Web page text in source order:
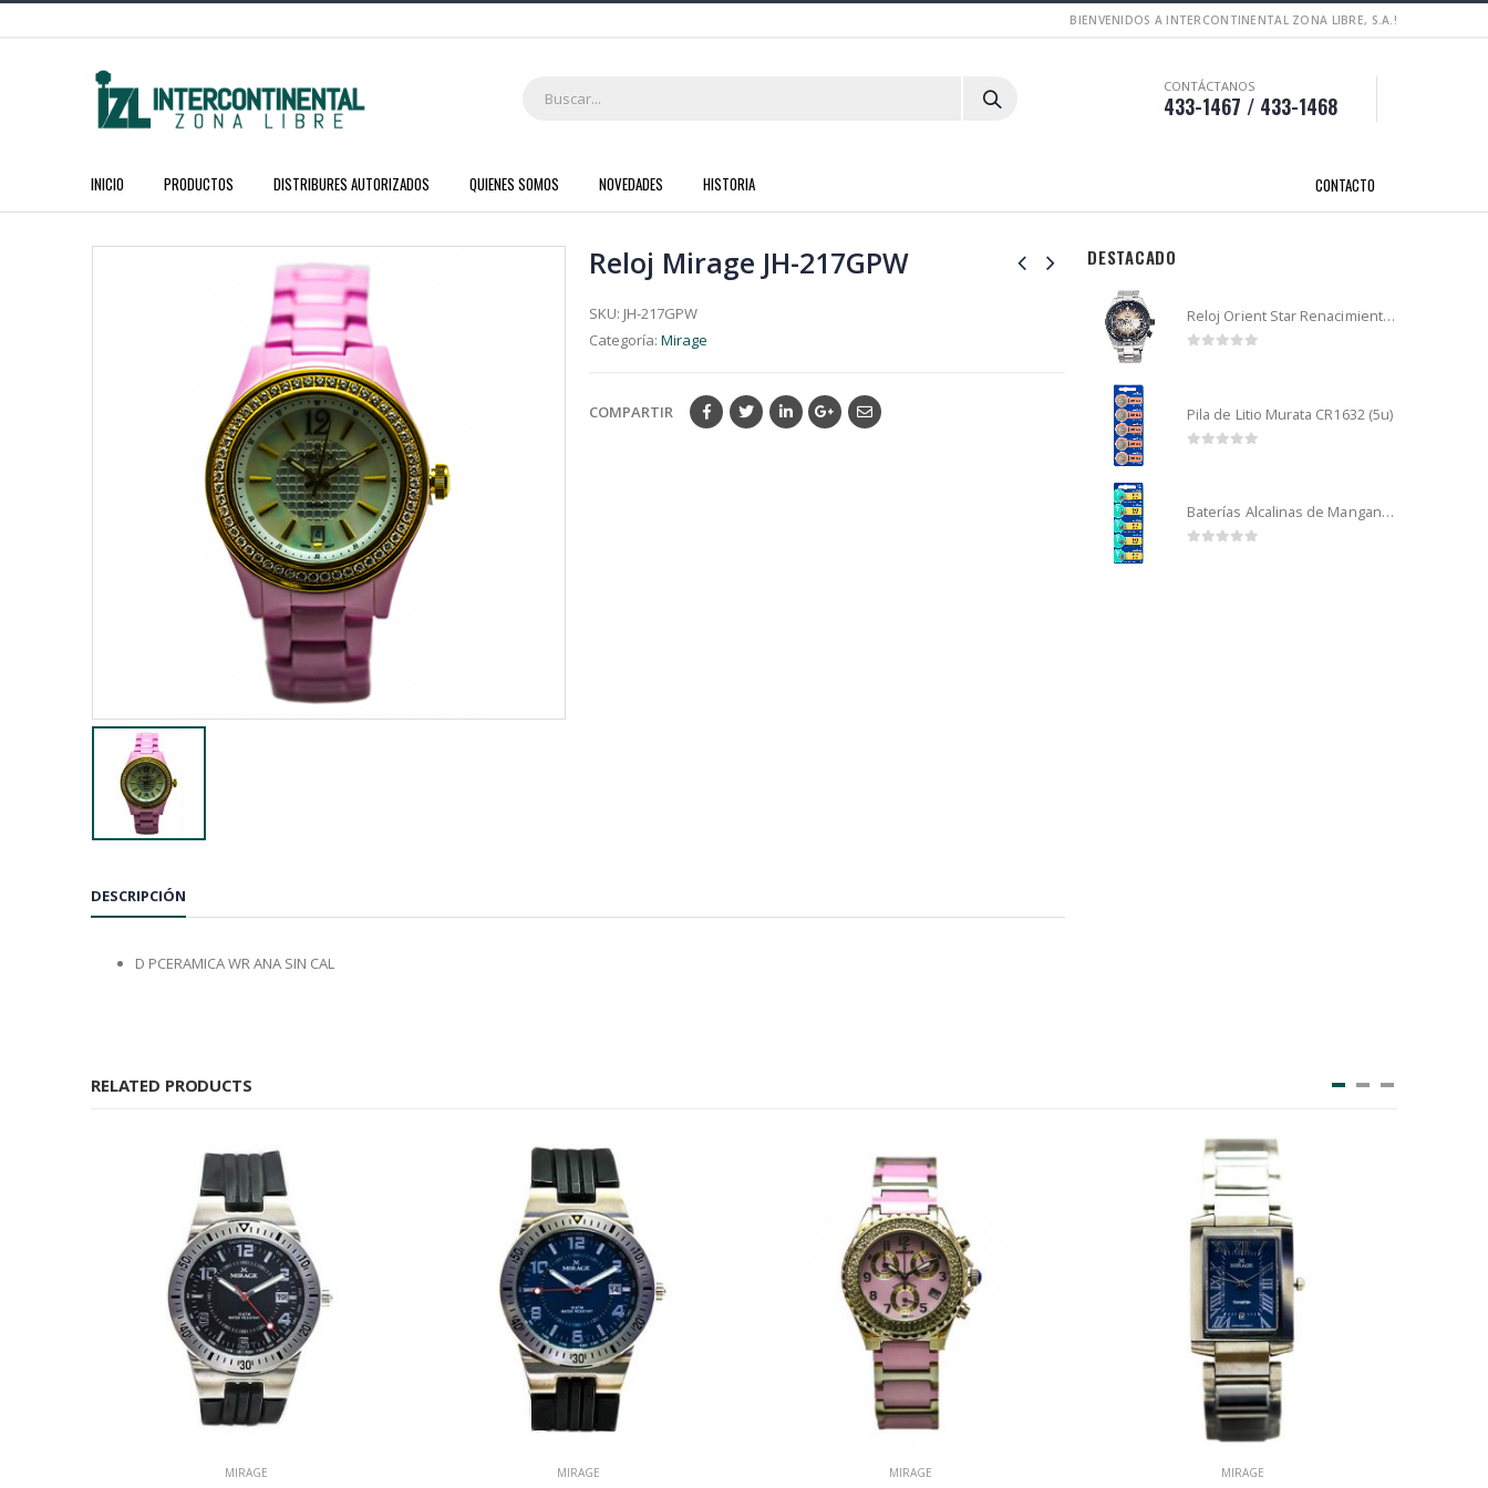
BIENVENIDOS A INTERCONTINENTAL ZONA LIBRE, S.A.!
CONTÁCTANOS
433-1467 / 433-1468
INICIO PRODUCTOS DISTRIBURES AUTORIZADOS QUIENES SOMOS NOVEDADES HISTORIA CONTACTO
Reloj Mirage JH-217GPW
SKU: JH-217GPW
Categoría: Mirage
COMPARTIR
DESCRIPCIÓN
D PCERAMICA WR ANA SIN CAL
DESTACADO
Reloj Orient Star Renacimiento mecánico - Retro Future Guitar - RA-AR0303G
Pila de Litio Murata CR1632 (5u)
Baterías Alcalinas de Manganeso Murata 192 (5u)
RELATED PRODUCTS
MIRAGE MIRAGE MIRAGE MIRAGE